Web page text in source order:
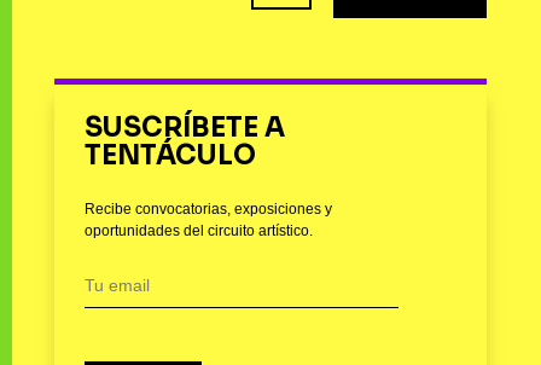
SUSCRÍBETE A
TENTÁCULO
Recibe convocatorias, exposiciones y
oportunidades del circuito artístico.